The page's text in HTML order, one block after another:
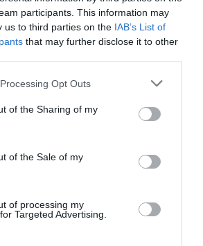
participants. This information may
us to third parties on the IAB’s List of
that may further disclose it to other
Opt Outs
of the Sharing of my
of the Sale of my
of processing my
Targeted Advertising.
Huawei: lo que importan
Pantoja pierde dos pleitos
por 700.000
suma y sigue
López
35 cerró la sesión del
en los 20.057 puntos,
récord